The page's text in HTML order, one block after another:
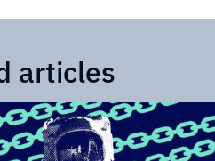
articles